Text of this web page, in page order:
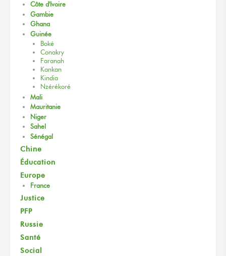
Côte d'Ivoire
Gambie
Ghana
Guinée
Boké
Conakry
Faranah
Kankan
Kindia
Nzérékoré
Mali
Mauritanie
Niger
Sahel
Sénégal
Chine
Éducation
Europe
France
Justice
PFP
Russie
Santé
Social